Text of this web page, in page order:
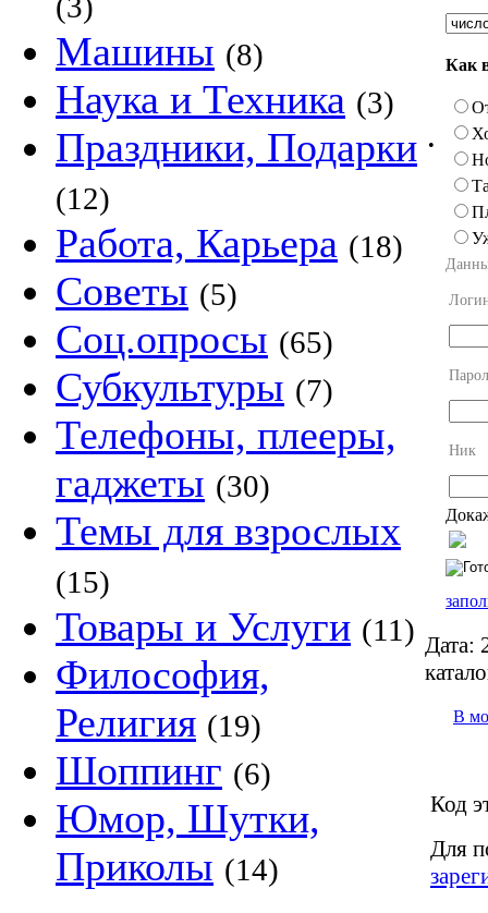
Машины (8)
Наука и Техника (3)
Праздники, Подарки
(12)
Работа, Карьера (18)
Советы (5)
Соц.опросы (65)
Субкультуры (7)
Телефоны, плееры,
гаджеты (30)
Темы для взрослых
(15)
Товары и Услуги (11)
Философия,
Религия (19)
Шоппинг (6)
Юмор, Шутки,
Приколы (14)
•
Как
Ник
Дата:
В
Код
Для